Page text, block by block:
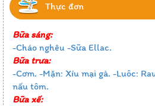
Thực đơn
Bữa sáng:
-Cháo nghêu -Sữa Ellac.
Bữa trưa:
-Cơm. -Mặn: Xíu mại gà. -Luôc:
nấu tôm.
Bữa xế: